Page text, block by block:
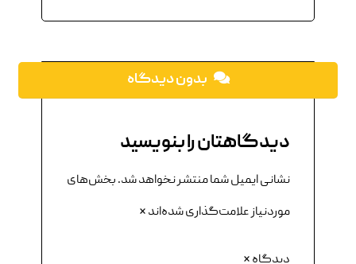
بدون دیدگاه
دیدگاهتان را بنویسید
نشانی ایمیل شما منتشر نخواهد شد.بخش‌های
موردنیاز علامت‌گذاری شده‌اند*
دیدگاه*